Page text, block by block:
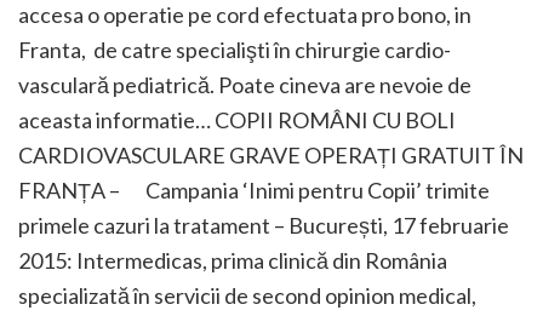
accesa o operatie pe cord efectuata pro bono, in
Franta, de catre specialişti în chirurgie cardio-
vasculară pediatrică. Poate cineva are nevoie de
aceasta informatie… COPII ROMÂNI CU BOLI
CARDIOVASCULARE GRAVE OPERAȚI GRATUIT ÎN
FRANȚA – Campania ‘Inimi pentru Copii’ trimite
primele cazuri la tratament – București, 17 februarie
2015: Intermedicas, prima clinică din România
specializată în servicii de second opinion medical,